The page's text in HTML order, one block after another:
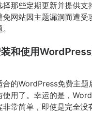
择那些定期更新并提供支
免网站因主题漏洞而遭受
和使用
合的WordPress免费主题
使用了。幸运的是，
非常简单，即使是完全没